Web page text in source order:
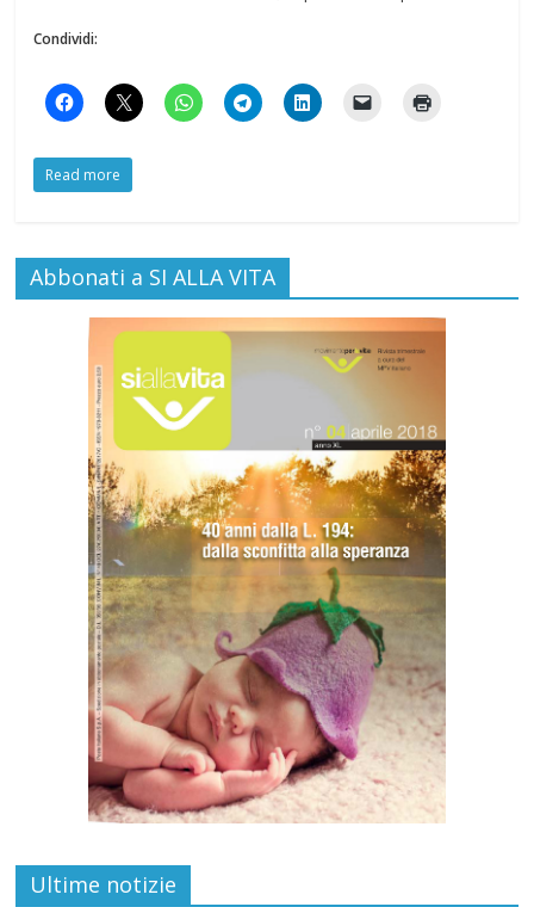
Condividi:
Read more
Abbonati a SI ALLA VITA
Ultime notizie